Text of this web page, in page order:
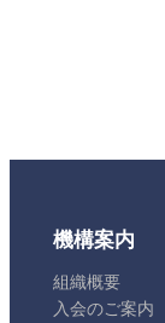
機構案内
組織概要
入会のご案内